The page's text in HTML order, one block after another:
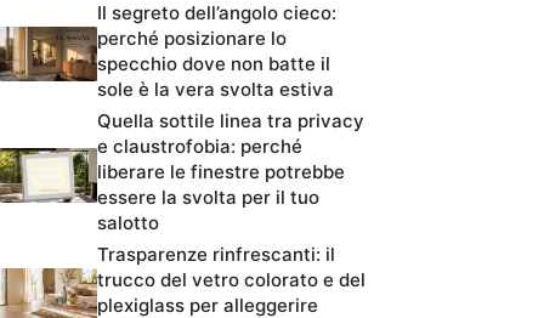
Il segreto dell’angolo cieco:
perché posizionare lo
specchio dove non batte il
sole è la vera svolta estiva
Quella sottile linea tra privacy
e claustrofobia: perché
liberare le finestre potrebbe
essere la svolta per il tuo
salotto
Trasparenze rinfrescanti: il
trucco del vetro colorato e del
plexiglass per alleggerire